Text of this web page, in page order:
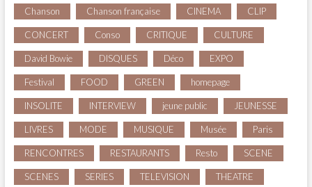
Chanson Chanson française CINEMA CLIP
CONCERT Conso CRITIQUE CULTURE
David Bowie DISQUES Déco EXPO
Festival FOOD GREEN homepage
INSOLITE INTERVIEW jeune public JEUNESSE
LIVRES MODE MUSIQUE Musée Paris
RENCONTRES RESTAURANTS Resto SCENE
SCENES SERIES TELEVISION THEATRE